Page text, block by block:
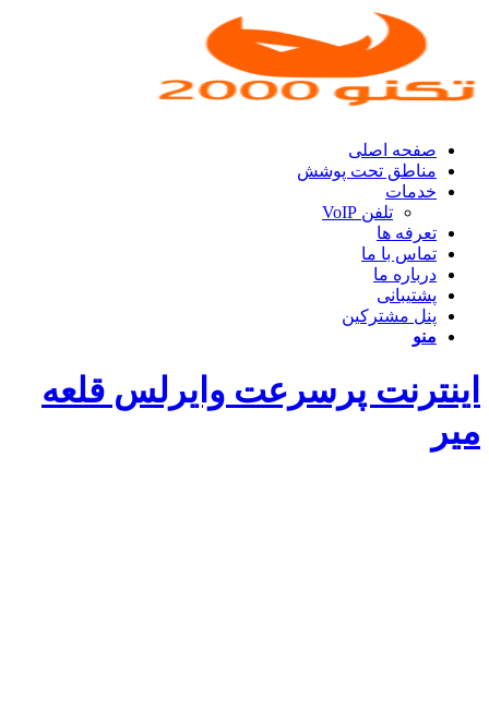
صفحه اصلی
مناطق تحت پوشش
خدمات
تلفن VoIP
تعرفه ها
تماس با ما
درباره ما
پشتیبانی
پنل مشترکین
منو
اینترنت پرسرعت وایرلس قلعه
میر